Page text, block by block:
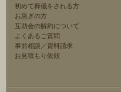
初めて葬儀をされる方
お急ぎの方
互助会の解約について
よくあるご質問
事前相談／資料請求
お見積もり依頼